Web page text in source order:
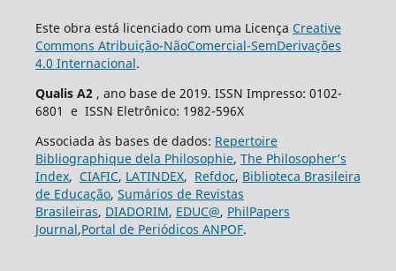
Este obra está licenciado com uma Licença Creative
Commons Atribuição-NãoComercial-SemDerivações
4.0 Internacional.
Qualis A2 , ano base de 2019. ISSN Impresso: 0102-
6801 e ISSN Eletrônico: 1982-596X
Associada às bases de dados: Repertoire
Bibliographique dela Philosophie, The Philosopher’s
Index, CIAFIC, LATINDEX, Refdoc, Biblioteca Brasileira
de Educação, Sumários de Revistas
Brasileiras, DIADORIM, EDUC@, PhilPapers
Journal,Portal de Periódicos ANPOF.